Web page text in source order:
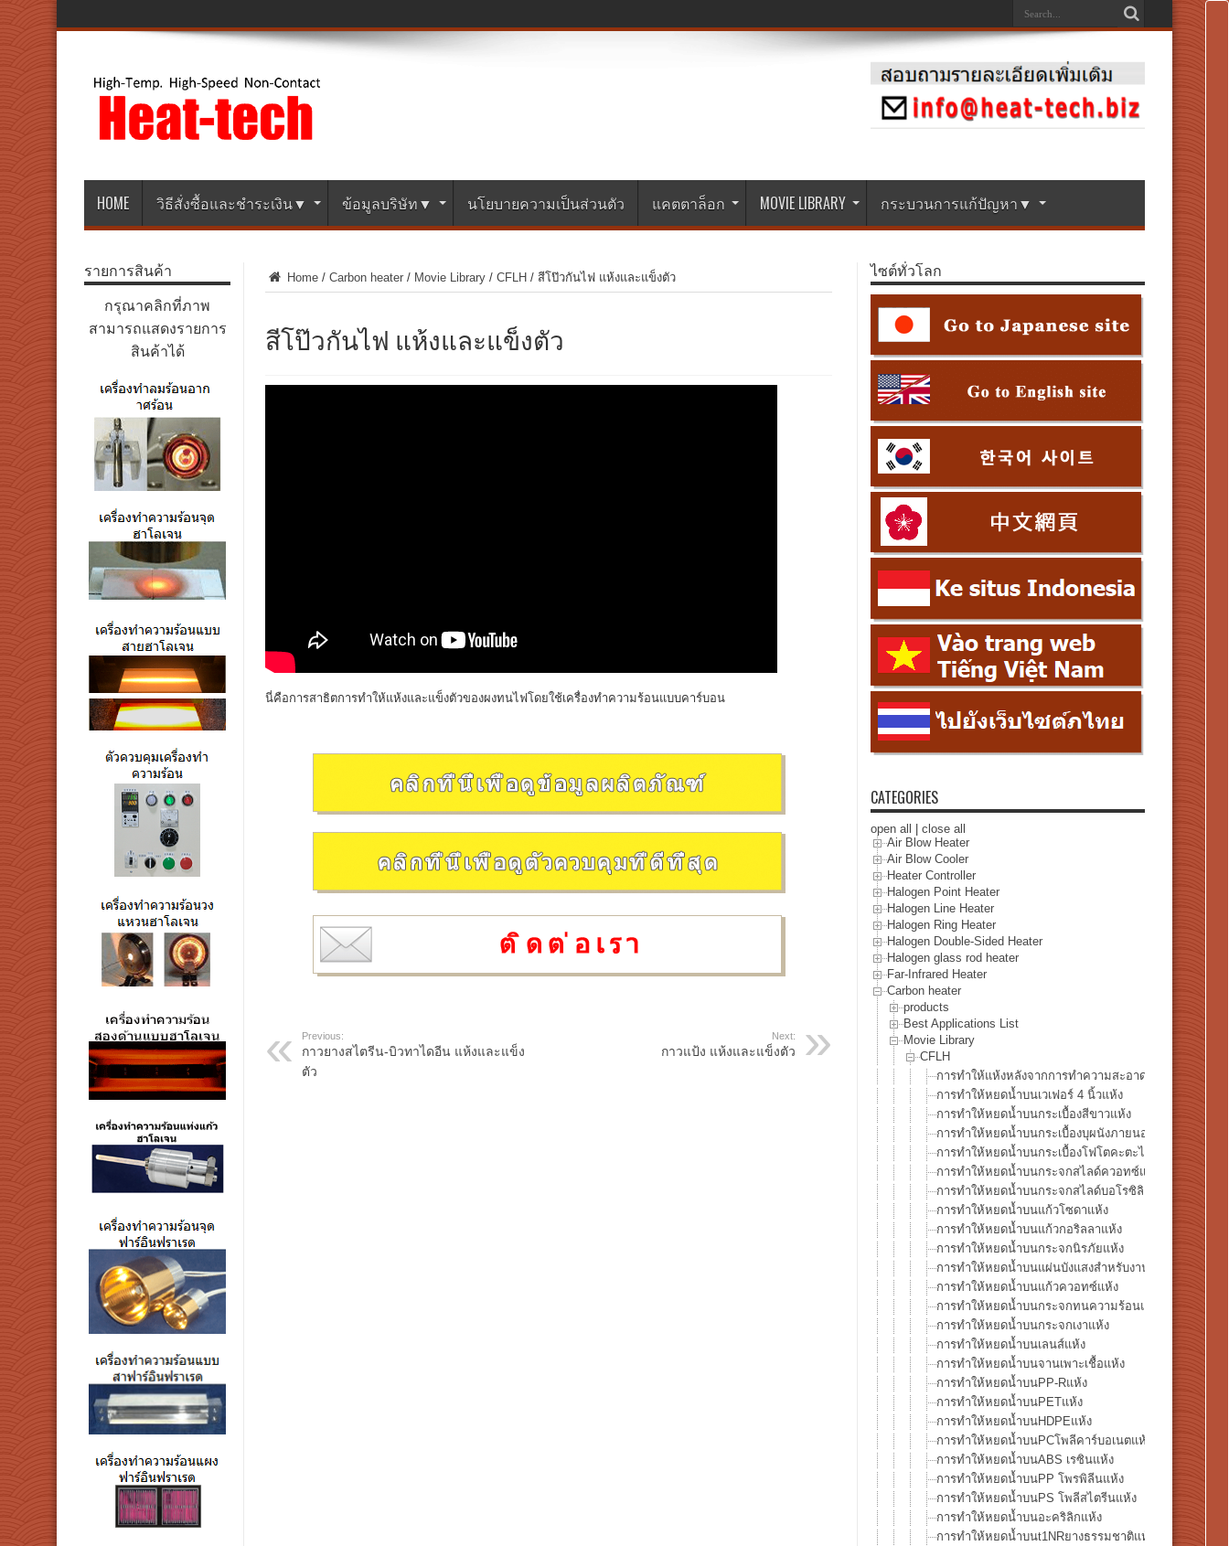
HOME วิธีสั่งซื้อและชำระเงิน▼ ข้อมูลบริษัท▼ นโยบายความเป็นส่วนตัว แคตตาล็อก MOVIE LIBRARY กระบวนการแก้ปัญหา▼
Home / Carbon heater / Movie Library / CFLH / สีโป๊วกันไฟ แห้งและแข็งตัว
สีโป๊วกันไฟ แห้งและแข็งตัว
นี่คือการสาธิตการทำให้แห้งและแข็งตัวของผงทนไฟโดยใช้เครื่องทำความร้อนแบบคาร์บอน
Previous:
กาวยางสไตรีน-บิวทาไดอีน แห้งและแข็ง
ตัว
Next:
กาวแป้ง แห้งและแข็งตัว
รายการสินค้า
กรุณาคลิกที่ภาพ
สามารถแสดงรายการ
สินค้าได้
ไซต์ทั่วโลก
CATEGORIES
open all
close all
Air Blow Heater
Air Blow Cooler
Heater Controller
Halogen Point Heater
Halogen Line Heater
Halogen Ring Heater
Halogen Double-Sided Heater
Halogen glass rod heater
Far-Infrared Heater
Carbon heater
products
Best Applications List
Movie Library
CFLH
การทำให้แห้งหลังจากการทำความสะอาดเวเฟอร์ซิลิคอน
การทำให้หยดน้ำบนเวเฟอร์ 4 นิ้วแห้ง
การทำให้หยดน้ำบนกระเบื้องสีขาวแห้ง
การทำให้หยดน้ำบนกระเบื้องบุผนังภายนอกแห้ง
การทำให้หยดน้ำบนกระเบื้องโฟโตคะตะไลติกแห้ง
การทำให้หยดน้ำบนกระจกสไลด์ควอทซ์แห้ง
การทำให้หยดน้ำบนกระจกสไลด์บอโรซิลิเกตแห้ง
การทำให้หยดน้ำบนแก้วโซดาแห้ง
การทำให้หยดน้ำบนแก้วกอริลลาแห้ง
การทำให้หยดน้ำบนกระจกนิรภัยแห้ง
การทำให้หยดน้ำบนแผ่นบังแสงสำหรับงานเชื่อมแห้ง
การทำให้หยดน้ำบนแก้วควอทซ์แห้ง
การทำให้หยดน้ำบนกระจกทนความร้อนแห้ง
การทำให้หยดน้ำบนกระจกเงาแห้ง
การทำให้หยดน้ำบนเลนส์แห้ง
การทำให้หยดน้ำบนจานเพาะเชื้อแห้ง
การทำให้หยดน้ำบนPP-Rแห้ง
การทำให้หยดน้ำบนPETแห้ง
การทำให้หยดน้ำบนHDPEแห้ง
การทำให้หยดน้ำบนPCโพลีคาร์บอเนตแห้ง
การทำให้หยดน้ำบนABS เรซินแห้ง
การทำให้หยดน้ำบนPP โพรพิลีนแห้ง
การทำให้หยดน้ำบนPS โพลีสไตรีนแห้ง
การทำให้หยดน้ำบนอะคริลิกแห้ง
การทำให้หยดน้ำบนt1NRยางธรรมชาติแห้ง